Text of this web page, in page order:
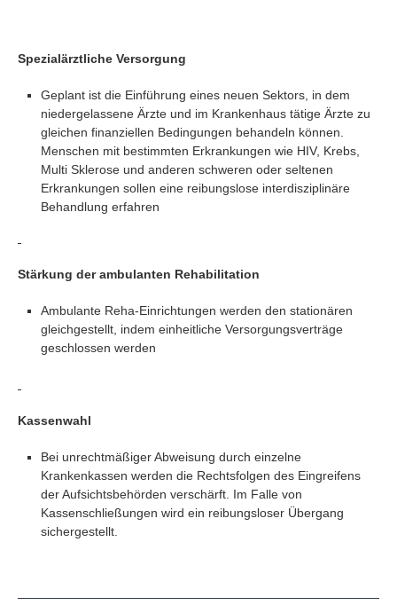
Spezialärztliche Versorgung
Geplant ist die Einführung eines neuen Sektors, in dem
niedergelassene Ärzte und im Krankenhaus tätige Ärzte zu
gleichen finanziellen Bedingungen behandeln können.
Menschen mit bestimmten Erkrankungen wie HIV, Krebs,
Multi Sklerose und anderen schweren oder seltenen
Erkrankungen sollen eine reibungslose interdisziplinäre
Behandlung erfahren
Stärkung der ambulanten Rehabilitation
Ambulante Reha-Einrichtungen werden den stationären
gleichgestellt, indem einheitliche Versorgungsverträge
geschlossen werden
Kassenwahl
Bei unrechtmäßiger Abweisung durch einzelne
Krankenkassen werden die Rechtsfolgen des Eingreifens
der Aufsichtsbehörden verschärft. Im Falle von
Kassenschließungen wird ein reibungsloser Übergang
sichergestellt.